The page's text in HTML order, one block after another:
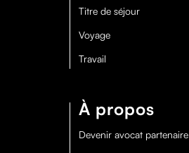
Titre de séjour
Voyage
Travail
À propos
Devenir avocat partenaire